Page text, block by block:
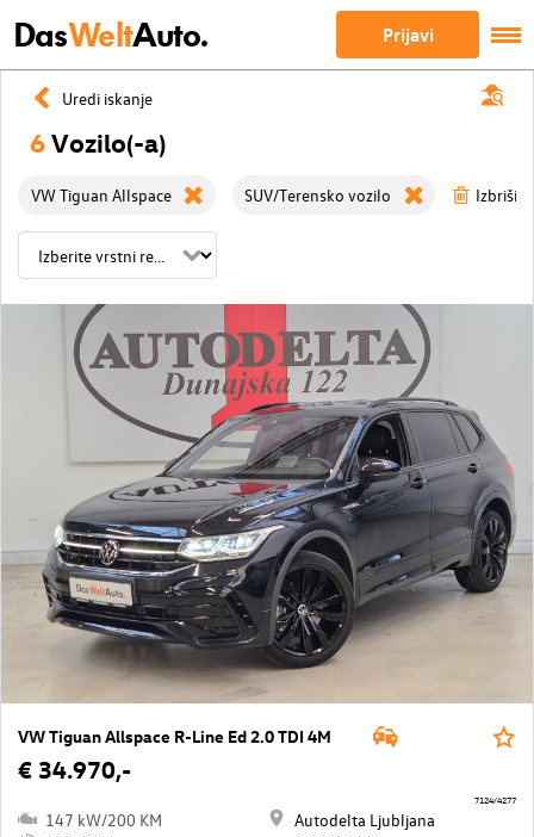
DasWeltAuto. Prijavi
Uredi iskanje
6Vozilo(-a)
VW Tiguan Allspace SUV/Terensko vozilo Izbriši
VW Tiguan Allspace R-Line Ed 2.0 TDI 4M
€ 34.970,-
147 kW/200 KM
Autodelta Ljubljana
7124/4277